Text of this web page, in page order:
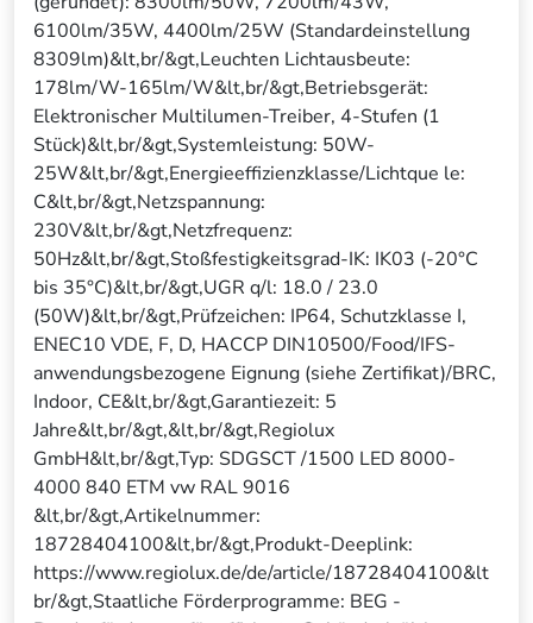
6100lm/35W, 4400lm/25W (Standardeinstellung
8309lm)&lt,br/&gt,Leuchten Lichtausbeute:
178lm/W-165lm/W&lt,br/&gt,Betriebsgerät:
Elektronischer Multilumen-Treiber, 4-Stufen (1
Stück)&lt,br/&gt,Systemleistung: 50W-
25W&lt,br/&gt,Energieeffizienzklasse/Lichtque le:
C&lt,br/&gt,Netzspannung:
230V&lt,br/&gt,Netzfrequenz:
50Hz&lt,br/&gt,Stoßfestigkeitsgrad-IK: IK03 (-20°C
bis 35°C)&lt,br/&gt,UGR q/l: 18.0 / 23.0
(50W)&lt,br/&gt,Prüfzeichen: IP64, Schutzklasse I,
ENEC10 VDE, F, D, HACCP DIN10500/Food/IFS-
anwendungsbezogene Eignung (siehe Zertifikat)/BRC,
Indoor, CE&lt,br/&gt,Garantiezeit: 5
Jahre&lt,br/&gt,&lt,br/&gt,Regiolux
GmbH&lt,br/&gt,Typ: SDGSCT /1500 LED 8000-
4000 840 ETM vw RAL 9016
&lt,br/&gt,Artikelnummer:
18728404100&lt,br/&gt,Produkt-Deeplink:
https://www.regiolux.de/de/article/18728404100&lt
br/&gt,Staatliche Förderprogramme: BEG -